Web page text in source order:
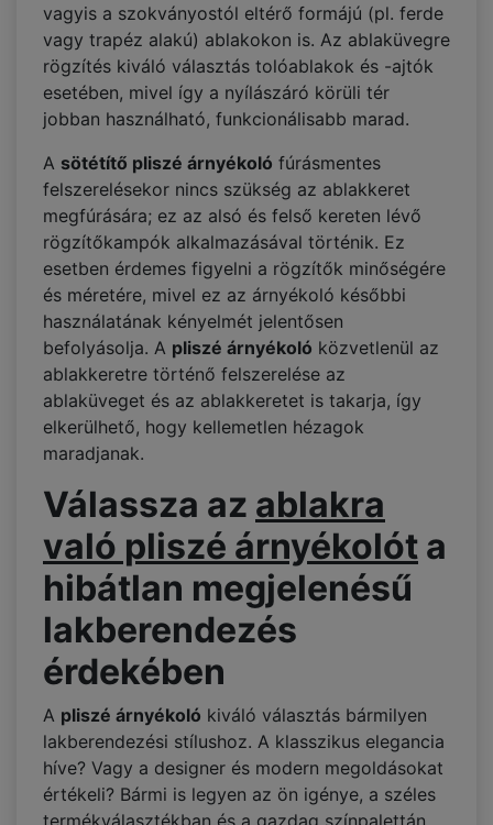
vagyis a szokványostól eltérő formájú (pl. ferde
vagy trapéz alakú) ablakokon is. Az ablaküvegre
rögzítés kiváló választás tolóablakok és -ajtók
esetében, mivel így a nyílászáró körüli tér
jobban használható, funkcionálisabb marad.
A sötétítő pliszé árnyékoló fúrásmentes
felszerelésekor nincs szükség az ablakkeret
megfúrására; ez az alsó és felső kereten lévő
rögzítőkampók alkalmazásával történik. Ez
esetben érdemes figyelni a rögzítők minőségére
és méretére, mivel ez az árnyékoló későbbi
használatának kényelmét jelentősen
befolyásolja. A pliszé árnyékoló közvetlenül az
ablakkeretre történő felszerelése az
ablaküveget és az ablakkeretet is takarja, így
elkerülhető, hogy kellemetlen hézagok
maradjanak.
Válassza az ablakra
való pliszé árnyékolót a
hibátlan megjelenésű
lakberendezés
érdekében
A pliszé árnyékoló kiváló választás bármilyen
lakberendezési stílushoz. A klasszikus elegancia
híve? Vagy a designer és modern megoldásokat
értékeli? Bármi is legyen az ön igénye, a széles